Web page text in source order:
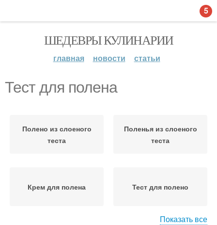
ШЕДЕВРЫ КУЛИНАРИИ
главная новости статьи
Тест для полена
Полено из слоеного
теста
Поленья из слоеного
теста
Крем для полена Тест для полено
Показать все
5